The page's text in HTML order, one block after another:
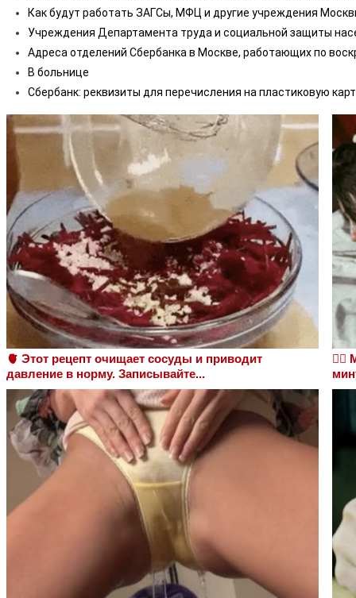
Как будут работать ЗАГСы, МФЦ и другие учреждения
Учреждения Департамента труда и социальной защиты
Адреса отделений Сбербанка в Москве, работающих по
В больнице
Сбербанк: реквизиты для перечисления на пластиковую
🫀 Этот рецепт очищает сосуды и приводит
давление в норму. Записывайте...
❤️‍🔥